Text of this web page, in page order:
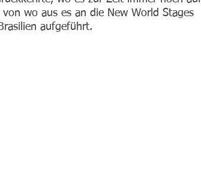
wo aus es an die New World Stages
aufgeführt.